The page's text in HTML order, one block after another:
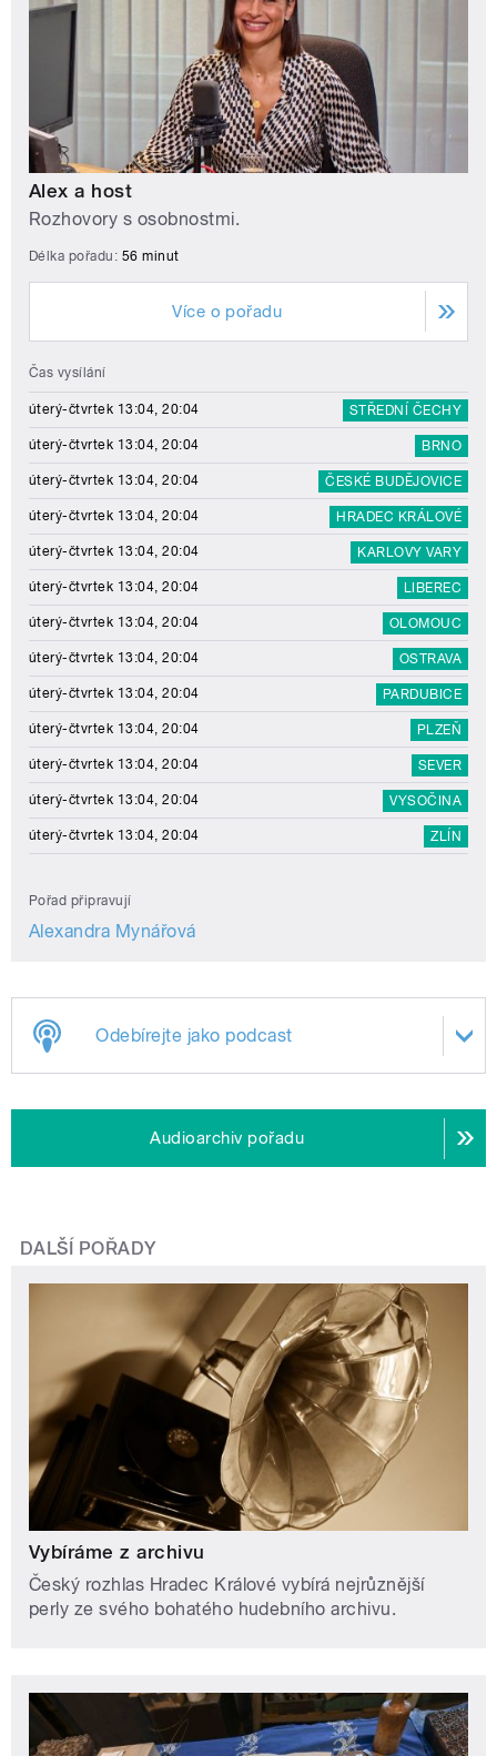
Alex a host
Rozhovory s osobnostmi.
Délka pořadu: 56 minut
Více o pořadu
Čas vysílání
úterý-čtvrtek 13:04, 20:04 STŘEDNÍ ČECHY
úterý-čtvrtek 13:04, 20:04 BRNO
úterý-čtvrtek 13:04, 20:04 ČESKÉ BUDĚJOVICE
úterý-čtvrtek 13:04, 20:04 HRADEC KRÁLOVÉ
úterý-čtvrtek 13:04, 20:04 KARLOVY VARY
úterý-čtvrtek 13:04, 20:04 LIBEREC
úterý-čtvrtek 13:04, 20:04 OLOMOUC
úterý-čtvrtek 13:04, 20:04 OSTRAVA
úterý-čtvrtek 13:04, 20:04 PARDUBICE
úterý-čtvrtek 13:04, 20:04 PLZEŇ
úterý-čtvrtek 13:04, 20:04 SEVER
úterý-čtvrtek 13:04, 20:04 VYSOČINA
úterý-čtvrtek 13:04, 20:04 ZLÍN
Pořad připravují
Alexandra Mynářová
Odebírejte jako podcast
Audioarchiv pořadu
DALŠÍ POŘADY
Vybíráme z archivu
Český rozhlas Hradec Králové vybírá nejrůznější
perly ze svého bohatého hudebního archivu.